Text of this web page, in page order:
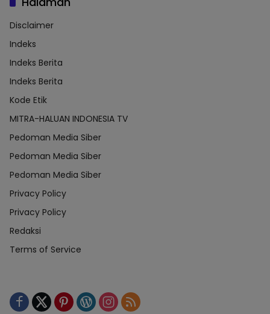
Disclaimer
Indeks
Indeks Berita
Indeks Berita
Kode Etik
MITRA-HALUAN INDONESIA TV
Pedoman Media Siber
Pedoman Media Siber
Pedoman Media Siber
Privacy Policy
Privacy Policy
Redaksi
Terms of Service